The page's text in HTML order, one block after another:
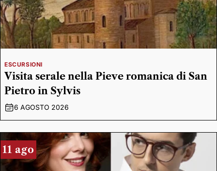
ESCURSIONI
Visita serale nella Pieve romanica di San
Pietro in Sylvis
6 AGOSTO 2026
11 ago